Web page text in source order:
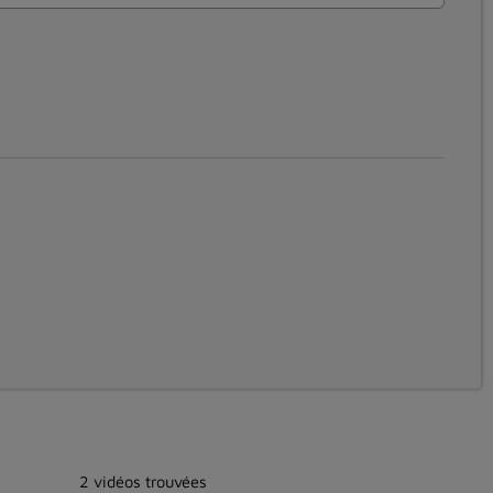
2 vidéos trouvées